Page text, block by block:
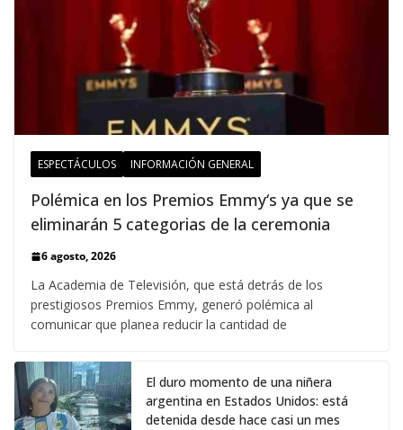
ESPECTÁCULOS INFORMACIÓN GENERAL
Polémica en los Premios Emmy‘s ya que se
eliminarán 5 categorias de la ceremonia
6 agosto, 2026
La Academia de Televisión, que está detrás de los
prestigiosos Premios Emmy, generó polémica al
comunicar que planea reducir la cantidad de
El duro momento de una niñera
argentina en Estados Unidos: está
detenida desde hace casi un mes